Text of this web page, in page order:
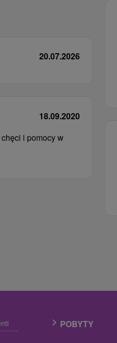
20.07.2026
18.09.2020
i pomocy w
POBYTY